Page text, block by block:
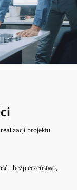
projektu.
i bezpieczeństwo,